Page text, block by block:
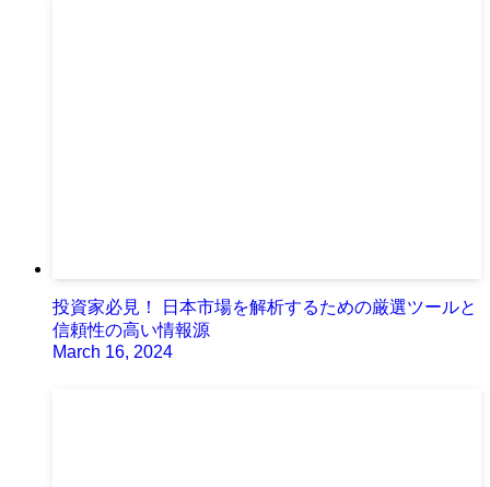
投資家必見！ 日本市場を解析するための厳選ツールと
信頼性の高い情報源
March 16, 2024